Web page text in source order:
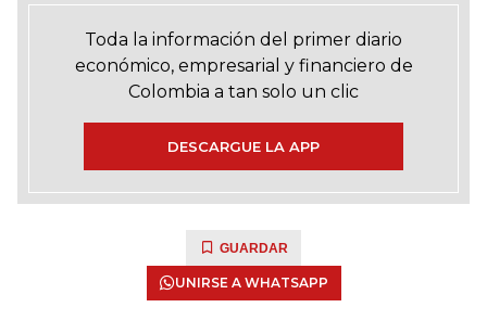
Toda la información del primer diario
económico, empresarial y financiero de
Colombia a tan solo un clic
DESCARGUE LA APP
GUARDAR
UNIRSE A WHATSAPP